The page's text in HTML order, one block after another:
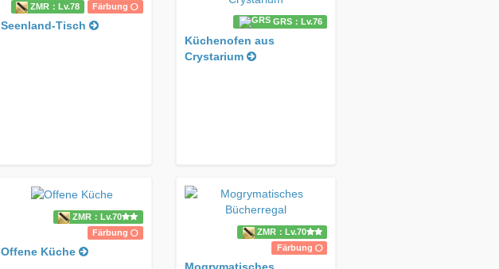
ZMR：Lv.78 Färbung
Seenland-Tisch GRS：Lv.76
Küchenofen aus
Crystarium
ZMR：Lv.70
Färbung
Offene Küche
ZMR：Lv.70
Färbung